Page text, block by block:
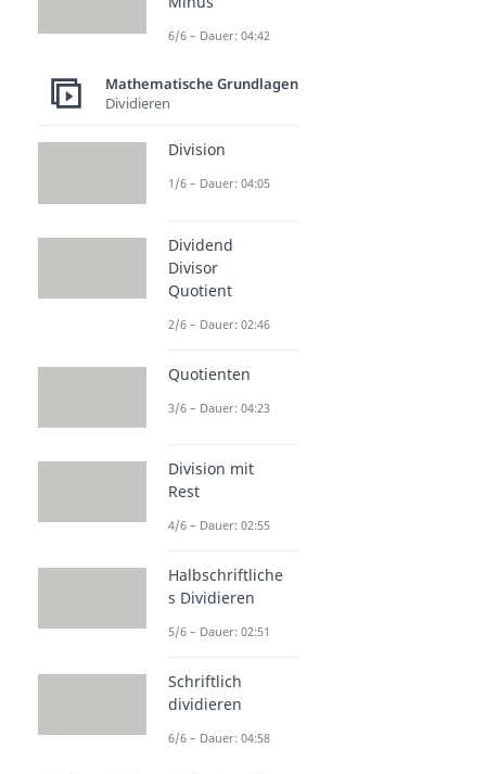
6/6 – Dauer: 04:42
Mathematische Grundlagen
Dividieren
Division
1/6 – Dauer: 04:05
Dividend
Divisor
Quotient
2/6 – Dauer: 02:46
Quotienten
3/6 – Dauer: 04:23
Division mit
Rest
4/6 – Dauer: 02:55
Halbschriftliche
s Dividieren
5/6 – Dauer: 02:51
Schriftlich
dividieren
6/6 – Dauer: 04:58